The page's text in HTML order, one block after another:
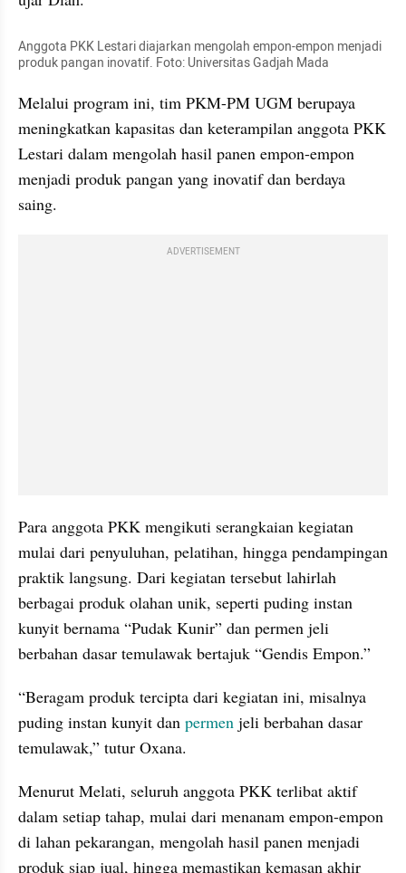
Anggota PKK Lestari diajarkan mengolah empon-empon menjadi
produk pangan inovatif. Foto: Universitas Gadjah Mada
Melalui program ini, tim PKM-PM UGM berupaya
meningkatkan kapasitas dan keterampilan anggota PKK
Lestari dalam mengolah hasil panen empon-empon
menjadi produk pangan yang inovatif dan berdaya
saing.
ADVERTISEMENT
Para anggota PKK mengikuti serangkaian kegiatan
mulai dari penyuluhan, pelatihan, hingga pendampingan
praktik langsung. Dari kegiatan tersebut lahirlah
berbagai produk olahan unik, seperti puding instan
kunyit bernama “Pudak Kunir” dan permen jeli
berbahan dasar temulawak bertajuk “Gendis Empon.”
“Beragam produk tercipta dari kegiatan ini, misalnya
puding instan kunyit dan permen jeli berbahan dasar
temulawak,” tutur Oxana.
Menurut Melati, seluruh anggota PKK terlibat aktif
dalam setiap tahap, mulai dari menanam empon-empon
di lahan pekarangan, mengolah hasil panen menjadi
produk siap jual, hingga memastikan kemasan akhir